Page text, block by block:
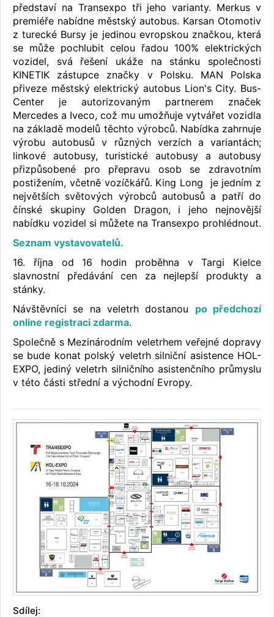
představí na Transexpo tři jeho varianty. Merkus v
premiéře nabídne městský autobus. Karsan Otomotiv
z turecké Bursy je jedinou evropskou značkou, která
se může pochlubit celou řadou 100% elektrických
vozidel, svá řešení ukáže na stánku společnosti
KINETIK zástupce značky v Polsku. MAN Polska
přiveze městský elektrický autobus Lion's City. Bus-
Center je autorizovaným partnerem značek
Mercedes a Iveco, což mu umožňuje vytvářet vozidla
na základě modelů těchto výrobců. Nabídka zahrnuje
výrobu autobusů v různých verzích a variantách;
linkové autobusy, turistické autobusy a autobusy
přizpůsobené pro přepravu osob se zdravotním
postižením, včetně vozíčkářů. King Long je jedním z
největších světových výrobců autobusů a patří do
čínské skupiny Golden Dragon, i jeho nejnovější
nabídku vozidel si můžete na Transexpo prohlédnout.
Seznam vystavovatelů.
16. října od 16 hodin proběhna v Targi Kielce
slavnostní předávání cen za nejlepší produkty a
stánky.
Návštěvníci se na veletrh dostanou po předchozí
online registraci zdarma.
Společně s Mezinárodním veletrhem veřejné dopravy
se bude konat polský veletrh silniční asistence HOL-
EXPO, jediný veletrh silničního asistenčního průmyslu
v této části střední a východní Evropy.
Sdílej: